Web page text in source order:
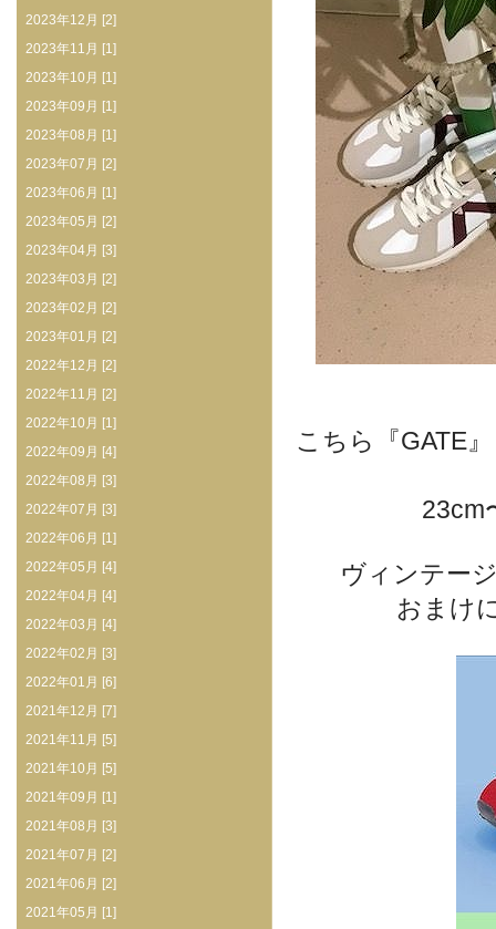
こちら『GATE
23cm
ヴィンテー
おまけ
2023年12月 [2]
2023年11月 [1]
2023年10月 [1]
2023年09月 [1]
2023年08月 [1]
2023年07月 [2]
2023年06月 [1]
2023年05月 [2]
2023年04月 [3]
2023年03月 [2]
2023年02月 [2]
2023年01月 [2]
2022年12月 [2]
2022年11月 [2]
2022年10月 [1]
2022年09月 [4]
2022年08月 [3]
2022年07月 [3]
2022年06月 [1]
2022年05月 [4]
2022年04月 [4]
2022年03月 [4]
2022年02月 [3]
2022年01月 [6]
2021年12月 [7]
2021年11月 [5]
2021年10月 [5]
2021年09月 [1]
2021年08月 [3]
2021年07月 [2]
2021年06月 [2]
2021年05月 [1]